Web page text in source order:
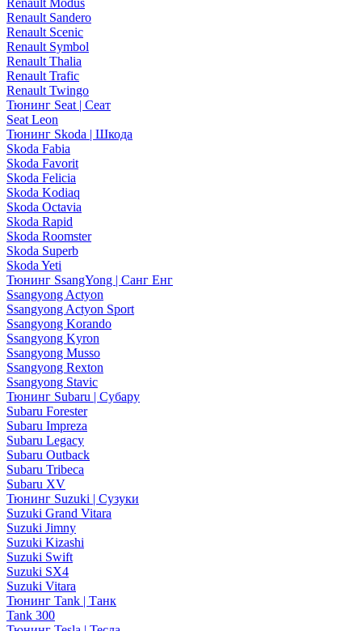
Renault Modus
Renault Sandero
Renault Scenic
Renault Symbol
Renault Thalia
Renault Trafic
Renault Twingo
Тюнинг Seat | Сеат
Seat Leon
Тюнинг Skoda | Шкода
Skoda Fabia
Skoda Favorit
Skoda Felicia
Skoda Kodiaq
Skoda Octavia
Skoda Rapid
Skoda Roomster
Skoda Superb
Skoda Yeti
Тюнинг SsangYong | Санг Енг
Ssangyong Actyon
Ssangyong Actyon Sport
Ssangyong Korando
Ssangyong Kyron
Ssangyong Musso
Ssangyong Rexton
Ssangyong Stavic
Тюнинг Subaru | Субару
Subaru Forester
Subaru Impreza
Subaru Legacy
Subaru Outback
Subaru Tribeca
Subaru XV
Тюнинг Suzuki | Сузуки
Suzuki Grand Vitara
Suzuki Jimny
Suzuki Kizashi
Suzuki Swift
Suzuki SX4
Suzuki Vitara
Тюнинг Tank | Танк
Tank 300